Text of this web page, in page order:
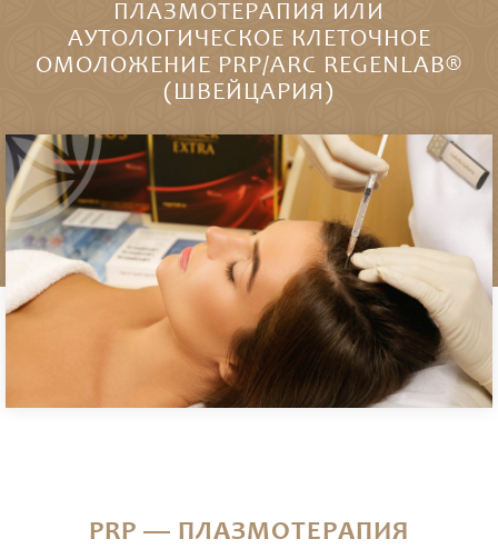
ПЛАЗМОТЕРАПИЯ ИЛИ
АУТОЛОГИЧЕСКОЕ КЛЕТОЧНОЕ
ОМОЛОЖЕНИЕ PRP/ARC REGENLAB®
(ШВЕЙЦАРИЯ)
PRP — ПЛАЗМОТЕРАПИЯ